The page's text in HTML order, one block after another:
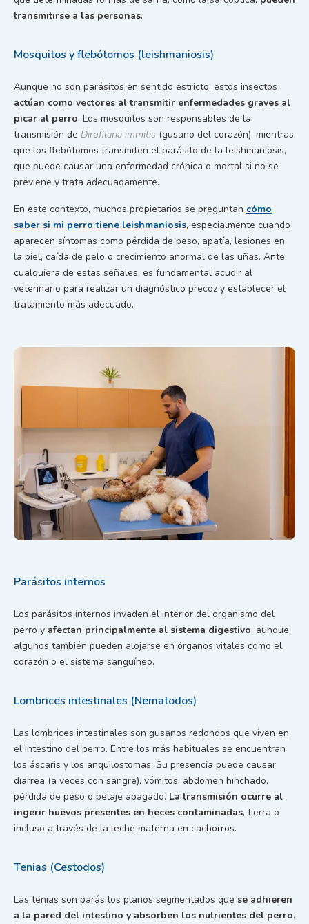
transmitirse a las personas.
Mosquitos y flebótomos (leishmaniosis)
Aunque no son parásitos en sentido estricto, estos insectos
actúan como vectores al transmitir enfermedades graves al
picar al perro. Los mosquitos son responsables de la
transmisión de Dirofilaria immitis (gusano del corazón), mientras
que los flebótomos transmiten el parásito de la leishmaniosis,
que puede causar una enfermedad crónica o mortal si no se
previene y trata adecuadamente.
En este contexto, muchos propietarios se preguntan cómo
saber si mi perro tiene leishmaniosis, especialmente cuando
aparecen síntomas como pérdida de peso, apatía, lesiones en
la piel, caída de pelo o crecimiento anormal de las uñas. Ante
cualquiera de estas señales, es fundamental acudir al
veterinario para realizar un diagnóstico precoz y establecer el
tratamiento más adecuado.
Parásitos internos
Los parásitos internos invaden el interior del organismo del
perro y afectan principalmente al sistema digestivo, aunque
algunos también pueden alojarse en órganos vitales como el
corazón o el sistema sanguíneo.
Lombrices intestinales (Nematodos)
Las lombrices intestinales son gusanos redondos que viven en
el intestino del perro. Entre los más habituales se encuentran
los áscaris y los anquilostomas. Su presencia puede causar
diarrea (a veces con sangre), vómitos, abdomen hinchado,
pérdida de peso o pelaje apagado. La transmisión ocurre al
ingerir huevos presentes en heces contaminadas, tierra o
incluso a través de la leche materna en cachorros.
Tenias (Cestodos)
Las tenias son parásitos planos segmentados que se adhieren
a la pared del intestino y absorben los nutrientes del perro.